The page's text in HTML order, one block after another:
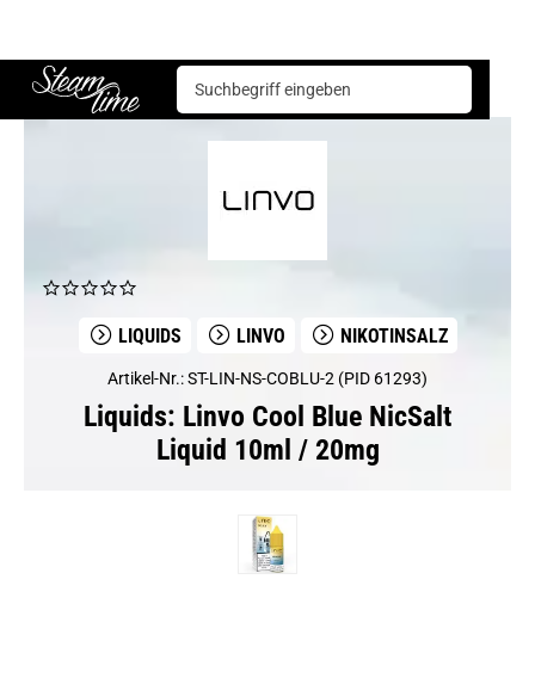
Steam time
Liquids Linvo Cool Blue NicSalt Liquid 10ml / 20mg
LIQUIDS LINVO NIKOTINSALZ
Artikel-Nr.: ST-LIN-NS-COBLU-2 (PID 61293)
Liquids: Linvo Cool Blue NicSalt
Liquid 10ml / 20mg